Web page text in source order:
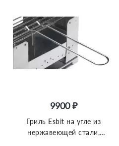
9900 ₽
Гриль Esbit на угле из
нержавеющей стали,